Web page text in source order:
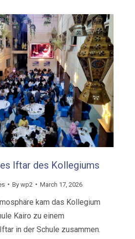
Iftar des Kollegiums
Bywp2 March 17, 2026
kam das Kollegium
Kairo zu einem
in der Schule zusammen.